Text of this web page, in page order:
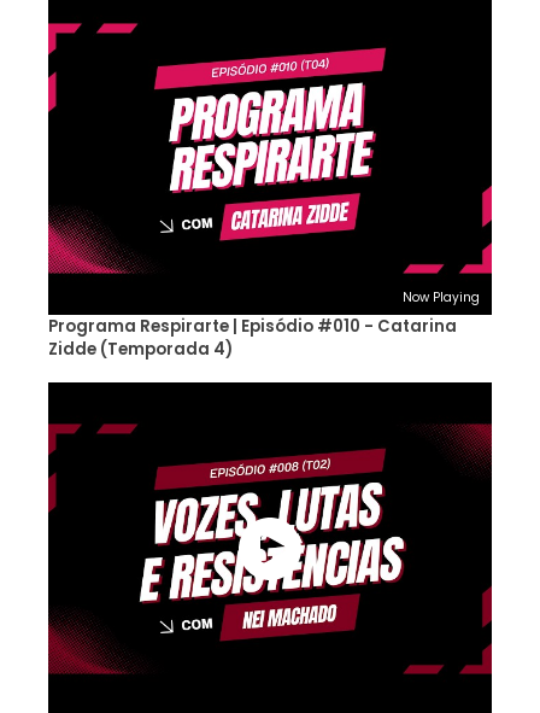
Now Playing
Programa Respirarte | Episódio #010 - Catarina
Zidde (Temporada 4)